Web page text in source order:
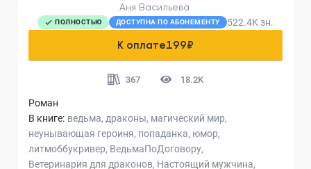
Аня Васильева
ПОЛНОСТЬЮ ДОСТУПНА ПО АБОНЕМЕНТУ 522.4K зн.
К оплате199₽
367 18.2K
Роман
В книге: ведьма драконы магический мир
неунывающая героиня попаданка юмор
литмоббукривер ВедьмаПоДоговору
Ветеринария для драконов Настоящий мужчина